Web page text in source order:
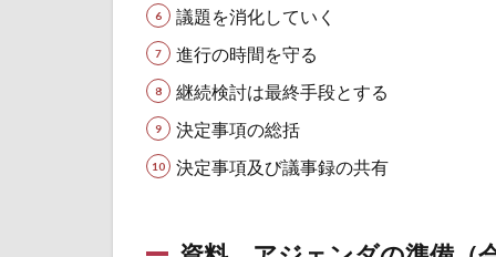
ダの
（会
議
前）
1.2
参加
かけ
議題を消化していく
進行の時間を守る
継続検討は最終手段とする
決定事項の総括
決定事項及び議事録の共有